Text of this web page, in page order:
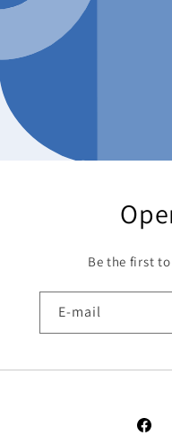
Be the first
E-mail